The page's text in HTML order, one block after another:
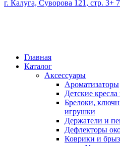
г. Калуга, Суворова 121, стр. 3+
Главная
Каталог
Аксессуары
Ароматизаторы
Детские
Брелоки,
игрушки
Держатели и
Дефлекторы
Коврики и